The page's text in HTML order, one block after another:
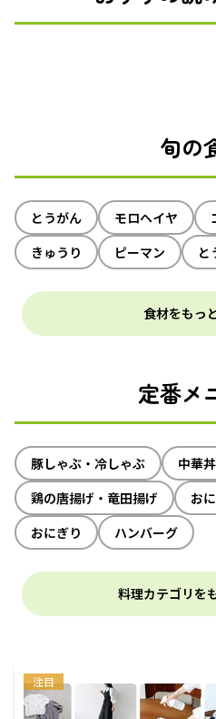
旬の
とうがん モロヘイヤ
きゅうり
ピーマン と
食材をもっ
定番メ
豚しゃぶ・冷しゃぶ 中華丼
鶏の唐揚げ・竜田揚げ
お
おにぎり
ハンバーグ
料理カテゴリを
注目